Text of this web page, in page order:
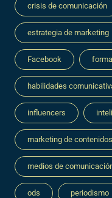
crisis de comunicación
estrategia de marketing
Facebook
habilidades
influencers
marketing de contenidos
medios de
ods periodismo